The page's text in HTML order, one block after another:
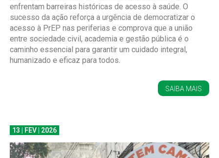
enfrentam barreiras históricas de acesso à saúde. O
sucesso da ação reforça a urgência de democratizar o
acesso à PrEP nas periferias e comprova que a união
entre sociedade civil, academia e gestão pública é o
caminho essencial para garantir um cuidado integral,
humanizado e eficaz para todos.
SAIBA MAIS
13 | FEV | 2026